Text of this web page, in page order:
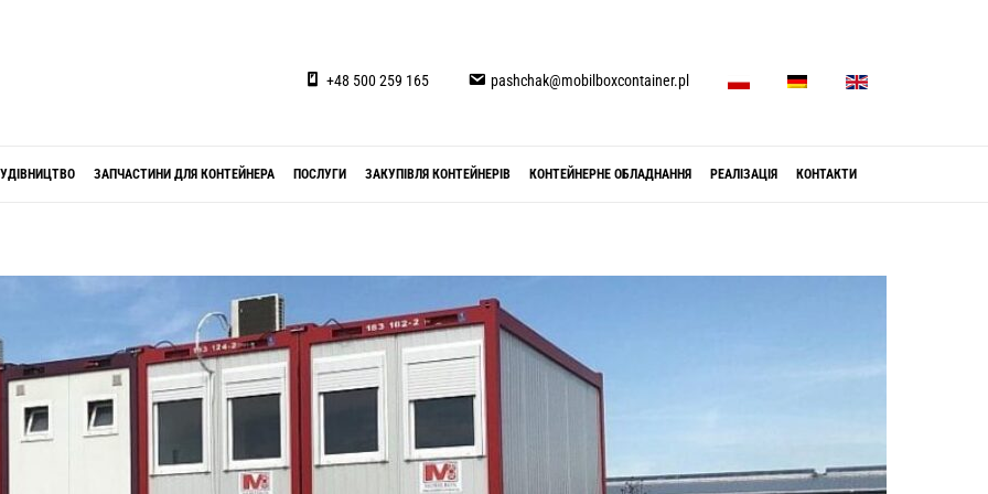
ЗАПЧАСТИНИ ДЛЯ КОНТЕЙНЕРА ПОСЛУГИ ЗАКУПІВЛЯ КОНТЕЙНЕРІВ КОНТЕЙНЕРНЕ ОБЛАДНАННЯ РЕАЛІЗАЦІЯ КОНТАКТИ
+48 500 259 165 pashchak@mobilboxcontainer.pl
P
D
E